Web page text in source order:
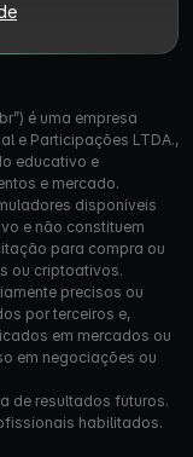
é uma empresa
e Participações LTDA.,
educativo e
e mercado.
disponíveis
e não constituem
para compra ou
ou criptoativos.
precisos ou
por terceiros e,
em mercados ou
em negociações ou
de resultados futuros.
habilitados.